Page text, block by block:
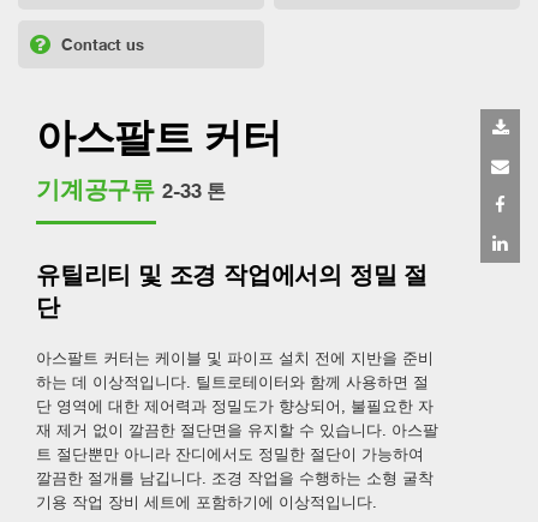
Contact us
아스팔트 커터
기계공구류 2-33 톤
유틸리티 및 조경 작업에서의 정밀 절
단
아스팔트 커터는 케이블 및 파이프 설치 전에 지반을 준비
하는 데 이상적입니다. 틸트로테이터와 함께 사용하면 절
단 영역에 대한 제어력과 정밀도가 향상되어, 불필요한 자
재 제거 없이 깔끔한 절단면을 유지할 수 있습니다. 아스팔
트 절단뿐만 아니라 잔디에서도 정밀한 절단이 가능하여
깔끔한 절개를 남깁니다. 조경 작업을 수행하는 소형 굴착
기용 작업 장비 세트에 포함하기에 이상적입니다.